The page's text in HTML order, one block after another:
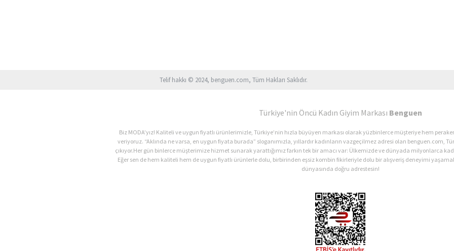
Telif hakkı © 2024, benguen.com, Tüm Hakları Saklıdır.
Türkiye'nin Öncü Kadın Giyim Markası Benguen
Biz MODA’yız! Kaliteli ve uygun fiyatlı ürünlerimizle, Türkiye’nin hızla büyüyen markası olarak yüzbinlerce müşteriye hem
veriyoruz. “Aklında ne varsa, en uygun fiyata burada” sloganımızla, yıllardır kadınların vazgeçilmez adresi olan benguen.com,
çıkıyor.Her gün binlerce müşterimize hizmet sunarak yarattığımız farkın tek bir amacı var: Ülkemizde ve dünyada milyonlarca
Eğer sen de hem kaliteli hem de uygun fiyatlı ürünlerle dolu, birbirinden eşsiz kombin fikirleriyle dolu bir alışveriş deneyimi
dünyasında doğru adrestesin!